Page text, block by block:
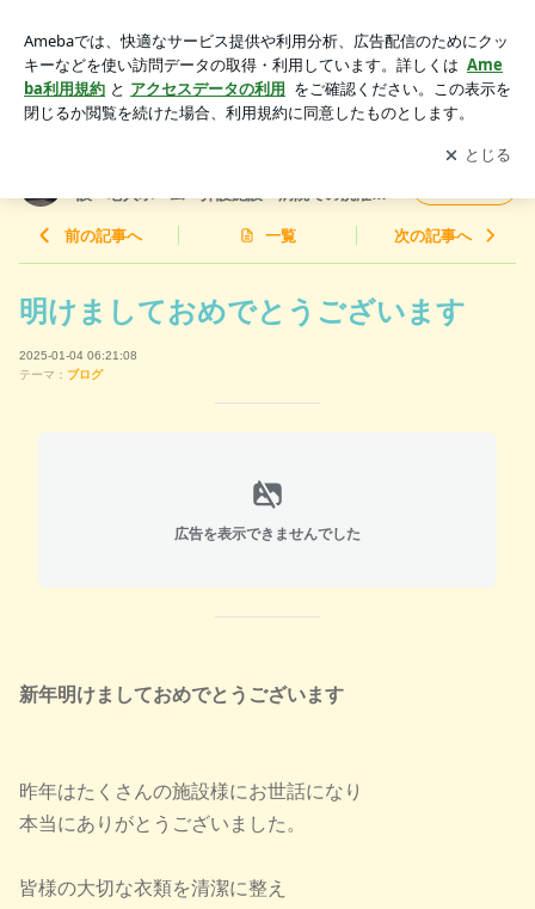
ています】福祉施設・老人ホーム・介護施設・病院での洗濯業
務。リネン工場の関東ベビーランドリー＠埼玉県行田
アプリをダウンロードして ブログの更新通知
を受け取りまし
ょう。
開く
設・老人ホーム・介護施設・病院での洗濯業
玉県行田
前の記事へ 一覧 次の記事へ
明けましておめでとうございます
2025-01-04 06:21:08
テーマ： ブログ
広告を表示できませんでした
新年明けましておめでとうございます
昨年はたくさんの施設様にお世話になり
本当にありがとうございました。
皆様の大切な衣類を清潔に整え